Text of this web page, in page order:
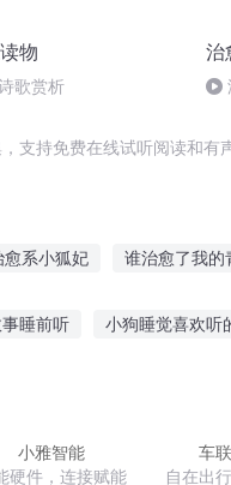
物
歌赏析
治
支持免费在线试听阅读和有
愈系小狐妃 谁治愈了我的
睡前听 小狗睡觉喜欢听
小雅智能
硬件，连接赋能
车
自在出